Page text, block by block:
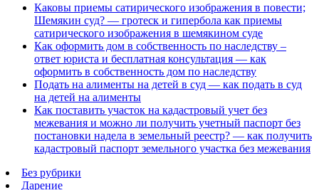
Каковы приемы сатирического изображения в повести;
Шемякин суд? — гротеск и гипербола как приемы
сатирического изображения в шемякином суде
Как оформить дом в собственность по наследству –
ответ юриста и бесплатная консультация — как
оформить в собственность дом по наследству
Подать на алименты на детей в суд — как подать в суд
на детей на алименты
Как поставить участок на кадастровый учет без
межевания и можно ли получить учетный паспорт без
постановки надела в земельный реестр? — как получить
кадастровый паспорт земельного участка без межевания
Без рубрики
Дарение